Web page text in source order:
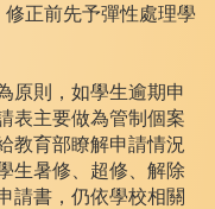
正前先予彈性處理學
原則，如學生逾期申
表主要做為管制個案
教育部瞭解申請情況
生暑修、超修、解除
請書，仍依學校相關